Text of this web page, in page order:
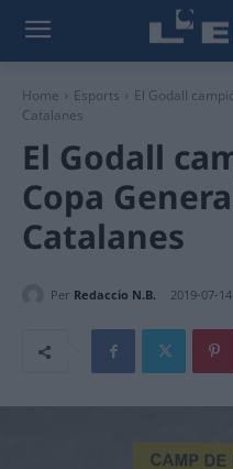
Home Esports
El Godall
Catalanes
El Godall
Copa
Catalanes
Per Redaccio N.B. 2019-07-